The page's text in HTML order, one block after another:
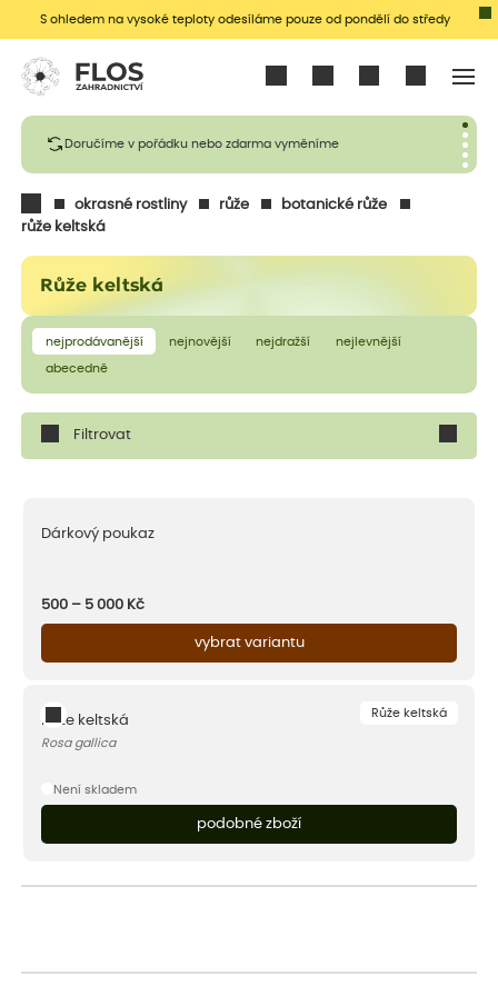
S ohledem na vysoké teploty odesíláme pouze od pondělí do středy
Doručíme v pořádku nebo zdarma vyměníme
okrasné rostliny růže
botanické růže
růže keltská
Růže keltská
nejprodávanější nejnovější nejdražší nejlevnější
abecedně
Filtrovat
Dárkový poukaz
500 – 5 000 Kč
vybrat variantu
Růže keltská
Růže keltská
Rosa gallica
Není skladem
podobné zboží